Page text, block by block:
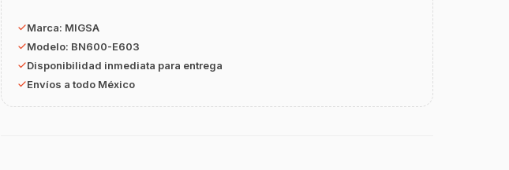
Marca: MIGSA
Modelo: BN600-E603
Disponibilidad inmediata para entrega
Envíos a todo México